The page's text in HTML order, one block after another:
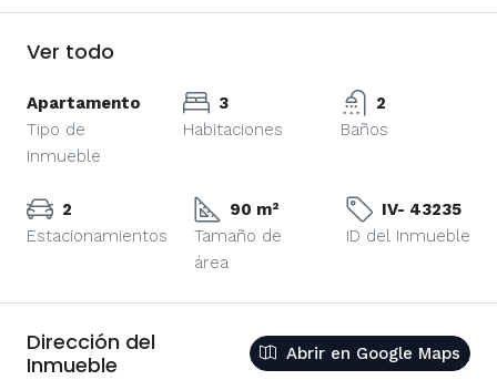
Ver todo
Apartamento
Tipo de
Inmueble
3
Habitaciones
2
Baños
2
Estacionamientos
90 m²
Tamaño de
área
IV- 43235
ID del Inmueble
Dirección del
Inmueble
Abrir en Google Maps